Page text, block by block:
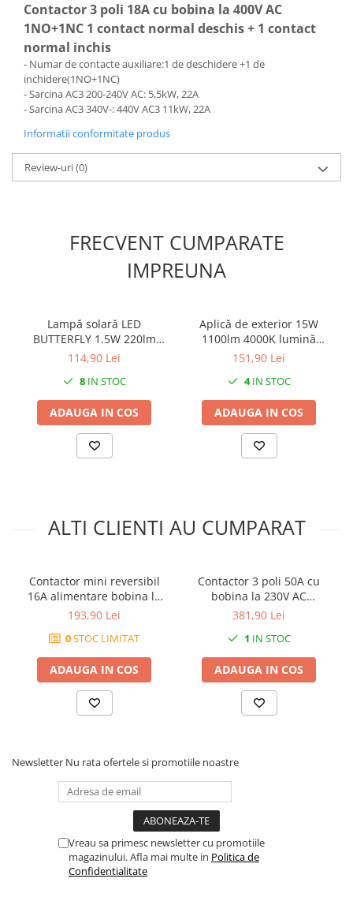
Contactor 3 poli 18A cu bobina la 400V AC
1NO+1NC 1 contact normal deschis + 1 contact
normal inchis
- Numar de contacte auxiliare:1 de deschidere +1 de
inchidere(1NO+1NC)
- Sarcina AC3 200-240V AC: 5,5kW, 22A
- Sarcina AC3 340V-: 440V AC3 11kW, 22A
Informatii conformitate produs
Review-uri(0)
FRECVENT CUMPARATE
IMPREUNA
Lampă solară LED
BUTTERFLY 1.5W 220lm
4000K neagră de perete
6 metri
114,90 Lei
8IN STOC
ADAUGA IN COS
Aplică de exterior 15W
1100lm 4000K lumină
naturală IP65 cu senzor de
detecție maxim 9m
151,90 Lei
4IN STOC
ADAUGA IN COS
ALTI CLIENTI AU CUMPARAT
Contactor mini reversibil
16A alimentare bobina la
230V AC 3 poli + 2 contacte
193,90 Lei
0STOC LIMITAT
ADAUGA IN COS
Contactor 3 poli 50A cu
bobina la 230V AC
2NO+2NC 2 contacte
contacte normal inchise
381,90 Lei
1 IN STOC
ADAUGA IN COS
Newsletter Nu rata ofertele si promotiile noastre
Vreau sa primesc newsletter cu promotiile
magazinului. Afla mai multe in Politica de
Confidentialitate